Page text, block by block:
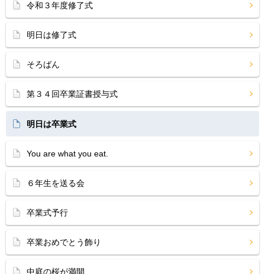
令和３年度修了式
明日は修了式
そろばん
第３４回卒業証書授与式
明日は卒業式
You are what you eat.
６年生を送る会
卒業式予行
卒業おめでとう飾り
中庭の桜が満開